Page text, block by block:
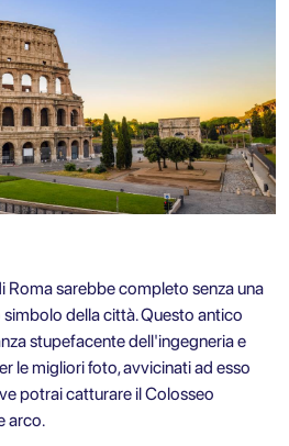
Roma sarebbe completo senza una
della città. Questo antico
stupefacente dell'ingegneria e
le migliori foto, avvicinati ad esso
potrai catturare il Colosseo
arco.